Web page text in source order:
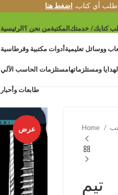
طلب أي كتاب. اضغط هنا
الرئيسية من نحن ؟المكتبة كتابك/ خدمتك
أدوات مكتبية وقرطاسية ووسائل تعليمية
مستلزمات الحاسب الآليالهدايا ومستلزماتها
طابعات وأحبار
عرض Home
تيم